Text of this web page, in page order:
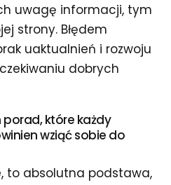
uwagę informacji, tym
strony. Błędem
uaktualnień i rozwoju
dobrych
które każdy
wziąć sobie do
to absolutna podstawa,